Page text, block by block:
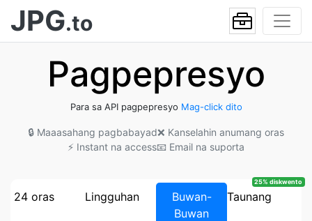
JPG.to
Pagpepresyo
Para sa API pagpepresyo Mag-click dito
🔒 Maaasahang pagbabayad❌ Kanselahin anumang oras
⚡ Instant na access📧 Email na suporta
24 oras Lingguhan
Buwan-
Buwan
Taunang
25% diskwento